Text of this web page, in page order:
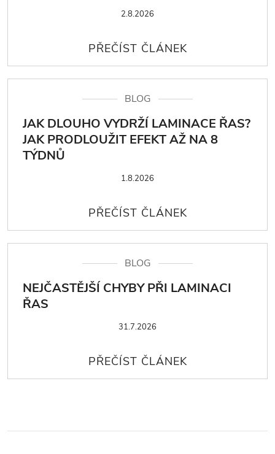
2.8.2026
BLOG
JAK DLOUHO VYDRŽÍ LAMINACE ŘAS?
JAK PRODLOUŽIT EFEKT AŽ NA 8
TÝDNŮ
1.8.2026
BLOG
NEJČASTĚJŠÍ CHYBY PŘI LAMINACI
ŘAS
31.7.2026